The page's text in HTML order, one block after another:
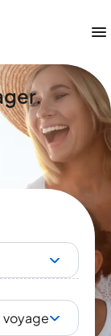
voyage